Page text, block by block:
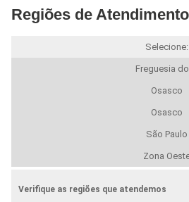
Regiões de Atendimento
Selecione:
Freguesia
Osasco
Osasco
São Paulo
Zona
Verifique as regiões que atendemos